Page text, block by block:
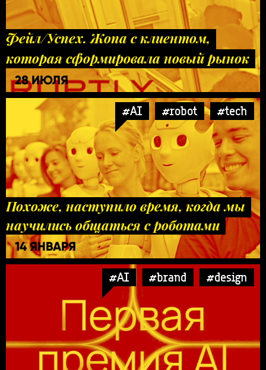
Фейл/Успех. Жопа с клиентом,
которая сформировала новый рынок
28 ИЮЛЯ
#AI #robot #tech
Похоже, наступило время, когда мы
научились общаться с роботами
14 ЯНВАРЯ
#AI #brand #design